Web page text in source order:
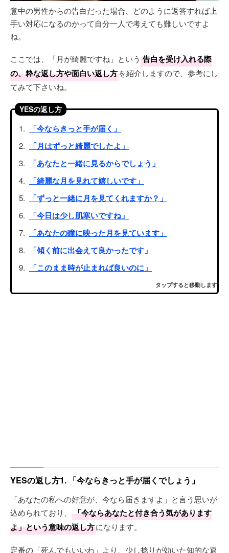
意中の男性からの告白だった場合、どのように返答すれば上
手い対応になるのかって自分一人で考えても難しいですよ
ね。
ここでは、「月が綺麗ですね」という 告白を受け入れる際
の、粋な返し方や面白い返し方を紹介しますので、参考にし
てみて下さいね。
YESの返し方
「今ならきっと手が届く」
「月はずっと綺麗でしたよ」
「あなたと一緒に見るからでしょう」
「綺麗な月を見れて嬉しいです」
「ずっと一緒に月を見てくれますか？」
「今日は少し肌寒いですね」
「あなたの瞳に映った月を見ています」
「傾く前に出会えて良かったです」
「このまま時が止まれば良いのに」
タップすると移動します
YESの返し方1. 「今ならきっと手が届くでしょう」
「あなたの私への好意が、今なら届きますよ」と言う思いが
込められており、
「今ならあなたと付き合う気があります
よ」という意味の返し方になります。
定番の「死んでもいいわ」より、少し捻りが効いた知的な返